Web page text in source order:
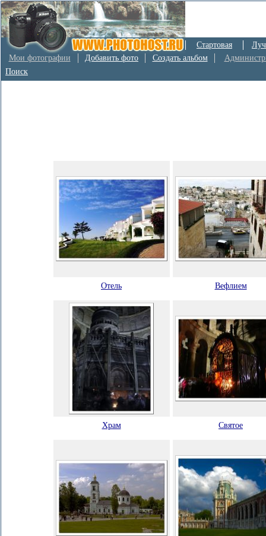
Стартовая
Мои фотографии
Добавить фото Создать альбом
Поиск
Отель Вефлием
Храм Святое